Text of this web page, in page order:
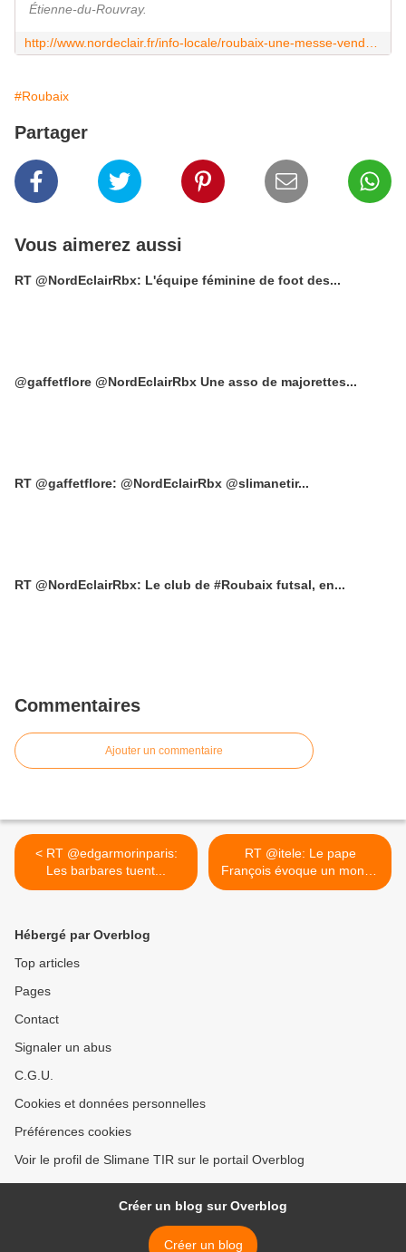
Étienne-du-Rouvray.
#Roubaix
Partager
Vous aimerez aussi
RT @NordEclairRbx: L'équipe féminine de foot des...
@gaffetflore @NordEclairRbx Une asso de majorettes...
RT @gaffetflore: @NordEclairRbx @slimanetir...
RT @NordEclairRbx: Le club de #Roubaix futsal, en...
Commentaires
Ajouter un commentaire
< RT @edgarmorinparis:
Les barbares tuent...
RT @itele: Le pape
François évoque un monde
qui... >
Hébergé par Overblog
Top articles
Pages
Contact
Signaler un abus
C.G.U.
Cookies et données personnelles
Préférences cookies
Voir le profil de Slimane TIR sur le portail Overblog
Créer un blog sur Overblog
Créer un blog